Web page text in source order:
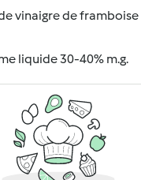
vinaigre de framboise
liquide 30-40% m.g.